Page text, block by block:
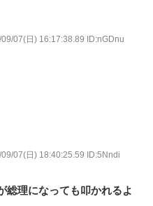
07(日) 16:17:38.89 ID:nGDnu
07(日) 18:40:25.59 ID:5Nndi
総理になっても叩かれるよ